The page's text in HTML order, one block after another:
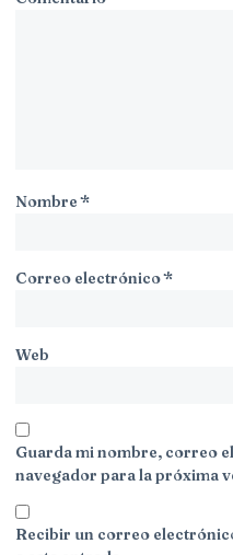
Nombre*
Correo electrónico*
Web
Guarda mi nombre, correo
navegador para la próxima
Recibir un correo